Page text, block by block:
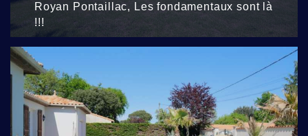
Royan Pontaillac, Les fondamentaux sont là
!!!